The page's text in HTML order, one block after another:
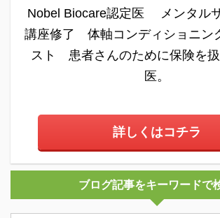
Nobel Biocare認定医 メンタル
講座修了 体軸コンディショニン
スト 患者さんのために保険を
医。
詳しくはコチラ
ブログ記事をキーワードで